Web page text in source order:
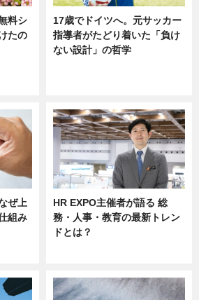
料シ
たの
17歳でドイツへ。元サッカー
指導者がたどり着いた「負け
ない設計」の哲学
ぜ上
組み
HR EXPO主催者が語る 総
務・人事・教育の最新トレン
ドとは？